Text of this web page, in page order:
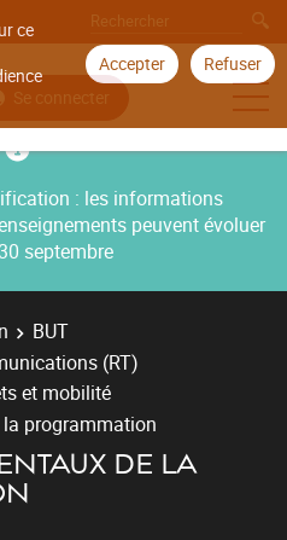
ce
Accepter Refuser
Se connecter
: les informations
peuvent évoluer
septembre
BUT
(RT)
et mobilité
programmation
DE LA